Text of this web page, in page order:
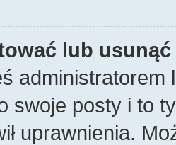
lub
swoje posty i to
uprawnienia.